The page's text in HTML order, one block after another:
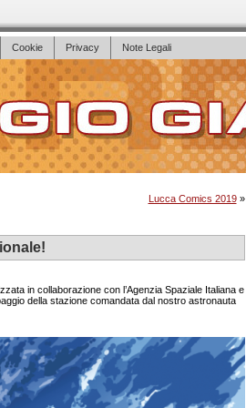
Cookie Privacy Note Legali
Lucca Comics 2019»
in collaborazione con l’Agenzia Spaziale Italiana e
della stazione comandata dal nostro astronauta